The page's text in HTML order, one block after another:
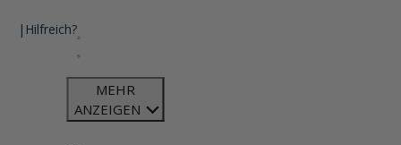
| Hilfreich?
MEHR
ANZEIGEN